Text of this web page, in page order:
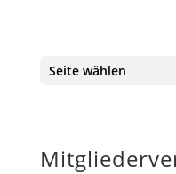
Seite wählen